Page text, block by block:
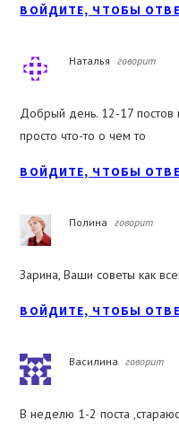
ВОЙДИТЕ, ЧТОБЫ
Наталья говорит
Добрый день. 12-17 постов
просто что-то о чем то
ВОЙДИТЕ, ЧТОБЫ
Полина говорит
Зарина, Ваши советы как
ВОЙДИТЕ, ЧТОБЫ
Василина говорит
В неделю 1-2 поста